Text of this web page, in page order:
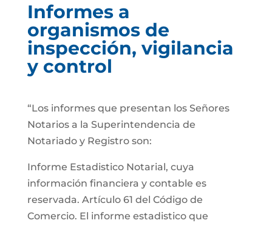
Informes a
organismos de
inspección, vigilancia
y control
“Los informes que presentan los Señores
Notarios a la Superintendencia de
Notariado y Registro son:
Informe Estadistico Notarial, cuya
información financiera y contable es
reservada. Artículo 61 del Código de
Comercio. El informe estadistico que